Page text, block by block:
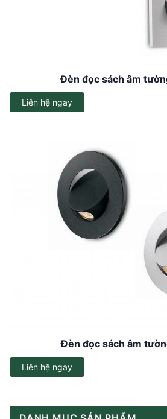
Đèn đọc sách âm
Liên hệ ngay
Đèn đọc sách âm
Liên hệ ngay